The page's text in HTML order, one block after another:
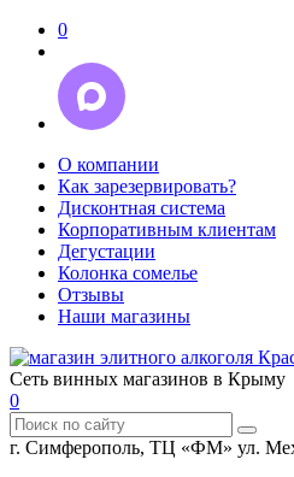
0
О компании
Как зарезервировать?
Дисконтная система
Корпоративным клиентам
Дегустации
Колонка сомелье
Отзывы
Наши магазины
Сеть винных магазинов в Крыму
0
г. Симферополь, ТЦ «ФМ» ул.